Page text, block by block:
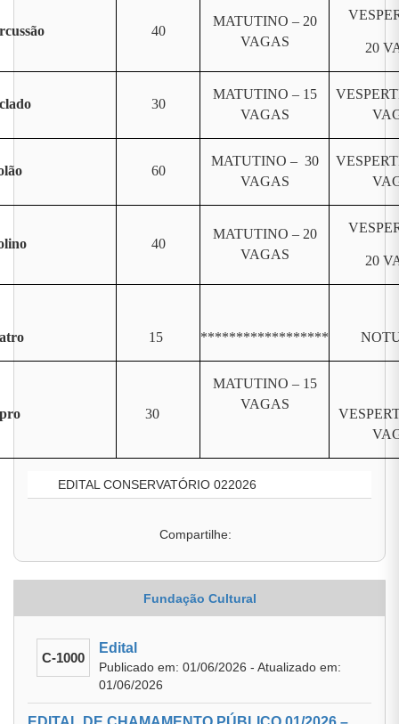
40
MATUTINO – 20
VAGAS
20
30
MATUTINO – 15
VAGAS
60
MATUTINO – 30
VAGAS
40
MATUTINO – 20
VAGAS
20
15 ******************
30
MATUTINO – 15
VAGAS
EDITAL CONSERVATÓRIO 022026
Compartilhe:
Fundação Cultural
C-1000
Edital
Publicado em: 01/06/2026 - Atualizado em:
01/06/2026